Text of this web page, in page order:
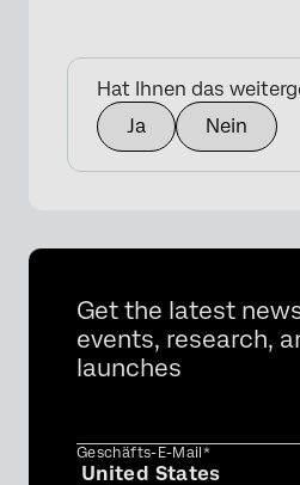
Hat Ihnen das
Ja
Nein
Get the latest
events, research,
launches
Geschäfts-E-Mail*